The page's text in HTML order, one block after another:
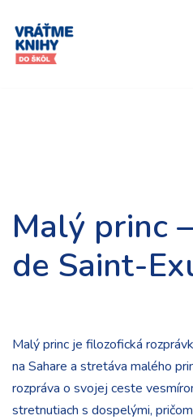
Preskočiť
na
Malý princ
de Saint-
Malý princ je filozofická
na Sahare a stretáva malého
rozpráva o svojej ceste
stretnutiach s dospelými,